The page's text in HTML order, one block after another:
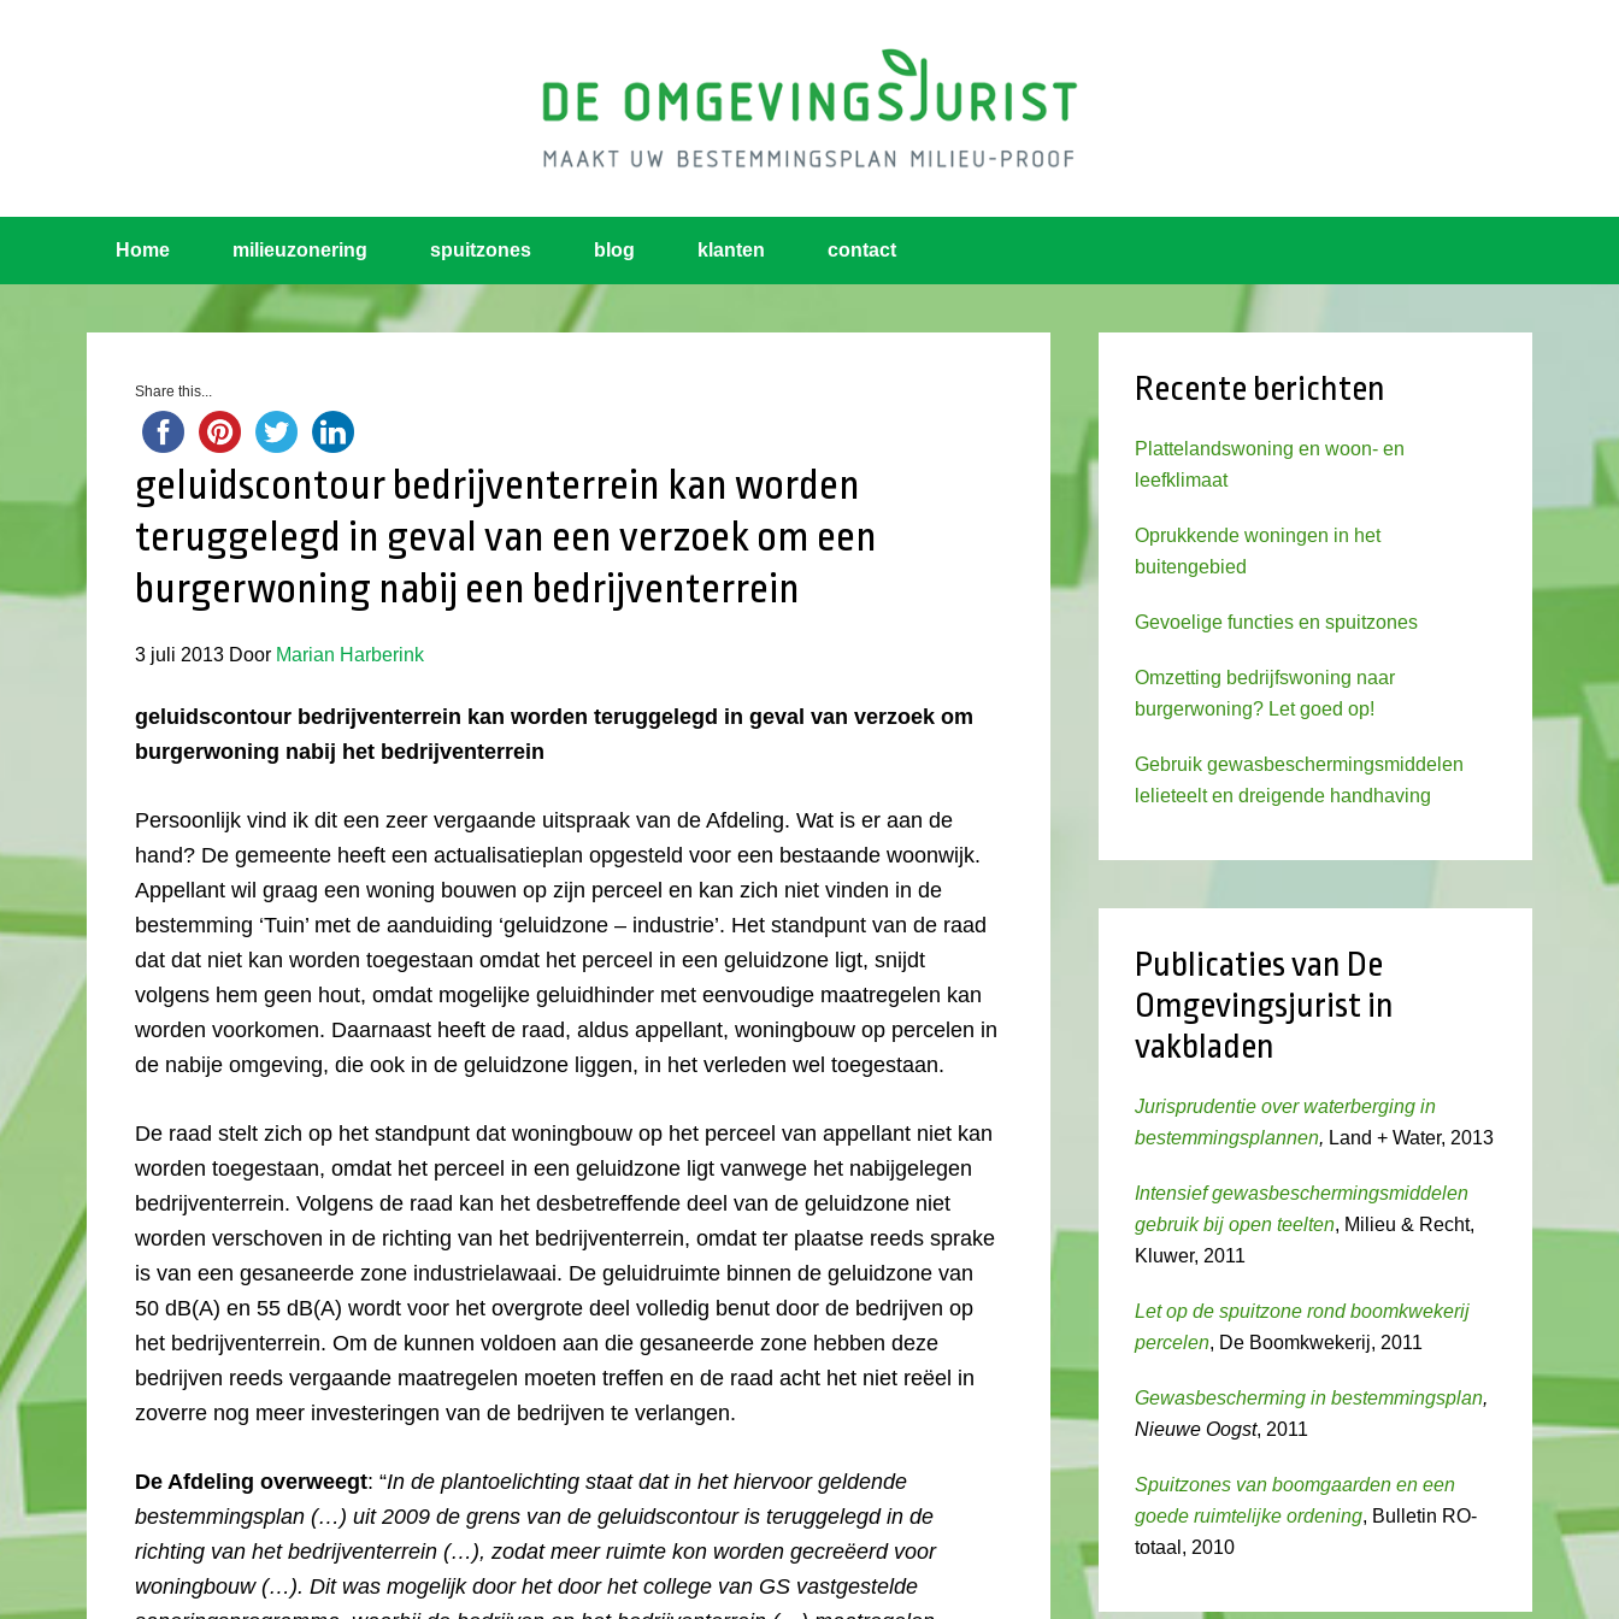
Home milieuzonering spuitzones blog klanten contact
Share this...
geluidscontour bedrijventerrein kan worden
teruggelegd in geval van een verzoek om een
burgerwoning nabij een bedrijventerrein
3 juli 2013 Door Marian Harberink
geluidscontour bedrijventerrein kan worden teruggelegd in geval van verzoek om
burgerwoning nabij het bedrijventerrein
Persoonlijk vind ik dit een zeer vergaande uitspraak van de Afdeling. Wat is er aan de
hand? De gemeente heeft een actualisatieplan opgesteld voor een bestaande woonwijk.
Appellant wil graag een woning bouwen op zijn perceel en kan zich niet vinden in de
bestemming ‘Tuin’ met de aanduiding ‘geluidzone – industrie’. Het standpunt van de raad
dat dat niet kan worden toegestaan omdat het perceel in een geluidzone ligt, snijdt
volgens hem geen hout, omdat mogelijke geluidhinder met eenvoudige maatregelen kan
worden voorkomen. Daarnaast heeft de raad, aldus appellant, woningbouw op percelen in
de nabije omgeving, die ook in de geluidzone liggen, in het verleden wel toegestaan.
De raad stelt zich op het standpunt dat woningbouw op het perceel van appellant niet kan
worden toegestaan, omdat het perceel in een geluidzone ligt vanwege het nabijgelegen
bedrijventerrein. Volgens de raad kan het desbetreffende deel van de geluidzone niet
worden verschoven in de richting van het bedrijventerrein, omdat ter plaatse reeds sprake
is van een gesaneerde zone industrielawaai. De geluidruimte binnen de geluidzone van
50 dB(A) en 55 dB(A) wordt voor het overgrote deel volledig benut door de bedrijven op
het bedrijventerrein. Om de kunnen voldoen aan die gesaneerde zone hebben deze
bedrijven reeds vergaande maatregelen moeten treffen en de raad acht het niet reëel in
zoverre nog meer investeringen van de bedrijven te verlangen.
De Afdeling overweegt: “In de plantoelichting staat dat in het hiervoor geldende
bestemmingsplan (…) uit 2009 de grens van de geluidscontour is teruggelegd in de
richting van het bedrijventerrein (…), zodat meer ruimte kon worden gecreëerd voor
woningbouw (…). Dit was mogelijk door het door het college van GS vastgestelde
Recente berichten
Plattelandswoning en woon- en
leefklimaat
Oprukkende woningen in het
buitengebied
Gevoelige functies en spuitzones
Omzetting bedrijfswoning naar
burgerwoning? Let goed op!
Gebruik gewasbeschermingsmiddelen
lelieteelt en dreigende handhaving
Publicaties van De
Omgevingsjurist in
vakbladen
Jurisprudentie over waterberging in
bestemmingsplannen, Land + Water, 2013
Intensief gewasbeschermingsmiddelen
gebruik bij open teelten, Milieu & Recht,
Kluwer, 2011
Let op de spuitzone rond boomkwekerij
percelen, De Boomkwekerij, 2011
Gewasbescherming in bestemmingsplan,
Nieuwe Oogst, 2011
Spuitzones van boomgaarden en een
goede ruimtelijke ordening, Bulletin RO-
totaal, 2010